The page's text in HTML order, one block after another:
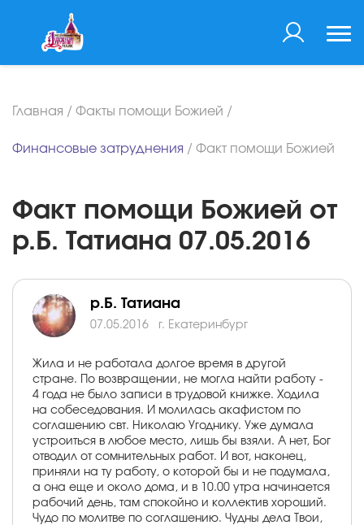
Главная / Факты помощи Божией /
Финансовые затруднения / Факт помощи Божией
Факт помощи Божией от
р.Б. Татиана 07.05.2016
р.Б. Татиана
07.05.2016 г. Екатеринбург
Жила и не работала долгое время в другой
стране. По возвращении, не могла найти работу -
4 года не было записи в трудовой книжке. Ходила
на собеседования. И молилась акафистом по
соглашению свт. Николаю Угоднику. Уже думала
устроиться в любое место, лишь бы взяли. А нет, Бог
отводил от сомнительных работ. И вот, наконец,
приняли на ту работу, о которой бы и не подумала,
а она еще и около дома, и в 10.00 утра начинается
рабочий день, там спокойно и коллектив хороший.
Чудо по молитве по соглашению. Чудны дела Твои,